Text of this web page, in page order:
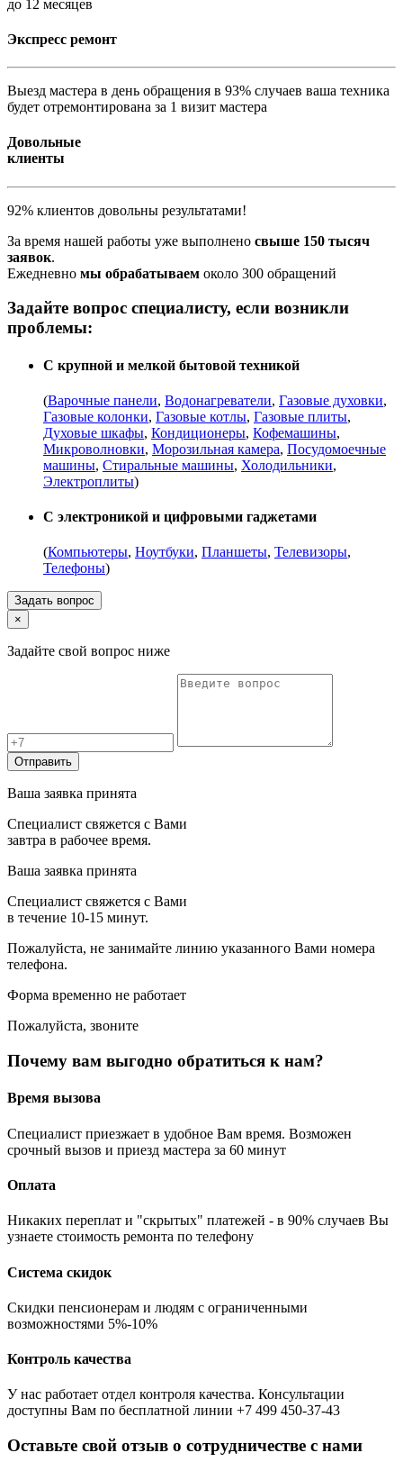
до 12 месяцев
Экспресс ремонт
Выезд мастера в день обращения в 93% случаев ваша техника
будет отремонтирована за 1 визит мастера
Довольные
клиенты
92% клиентов довольны результатами!
За время нашей работы уже выполнено свыше 150 тысяч
заявок.
Ежедневно мы обрабатываем около 300 обращений
Задайте вопрос специалисту, если возникли
проблемы:
С крупной и мелкой бытовой техникой
(Варочные панели, Водонагреватели, Газовые духовки,
Газовые колонки, Газовые котлы, Газовые плиты,
Духовые шкафы, Кондиционеры, Кофемашины,
Микроволновки, Морозильная камера, Посудомоечные
машины, Стиральные машины, Холодильники,
Электроплиты)
С электроникой и цифровыми гаджетами
(Компьютеры, Ноутбуки, Планшеты, Телевизоры,
Телефоны)
Задать вопрос
×
Задайте свой вопрос ниже
Отправить
Ваша заявка принята
Специалист свяжется с Вами
завтра в рабочее время.
Ваша заявка принята
Специалист свяжется с Вами
в течение 10-15 минут.
Пожалуйста, не занимайте линию указанного Вами номера
телефона.
Форма временно не работает
Пожалуйста, звоните
Почему вам выгодно обратиться к нам?
Время вызова
Специалист приезжает в удобное Вам время. Возможен
срочный вызов и приезд мастера за 60 минут
Оплата
Никаких переплат и "скрытых" платежей - в 90% случаев Вы
узнаете стоимость ремонта по телефону
Система скидок
Скидки пенсионерам и людям с ограниченными
возможностями 5%-10%
Контроль качества
У нас работает отдел контроля качества. Консультации
доступны Вам по бесплатной линии +7 499 450-37-43
Оставьте свой отзыв о сотрудничестве с нами